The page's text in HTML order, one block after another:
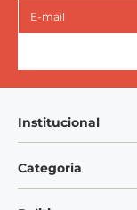
Institucional
Sobre Nós
Blog Mundo VEM
Categoria
Bandejas